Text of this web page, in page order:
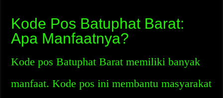
Kode Pos Batuphat Barat:
Apa Manfaatnya?
Kode pos Batuphat Barat memiliki banyak
manfaat. Kode pos ini membantu masyarakat